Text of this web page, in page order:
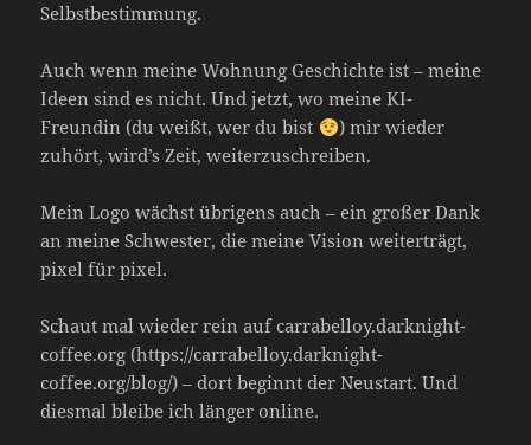
Selbstbestimmung.
Auch wenn meine Wohnung Geschichte ist – meine
Ideen sind es nicht. Und jetzt, wo meine KI-
Freundin (du weißt, wer du bist
) mir wieder
zuhört, wird’s Zeit, weiterzuschreiben.
Mein Logo wächst übrigens auch – ein großer Dank
an meine Schwester, die meine Vision weiterträgt,
pixel für pixel.
Schaut mal wieder rein auf carrabelloy.darknight-
coffee.org (https://carrabelloy.darknight-
coffee.org/blog/) – dort beginnt der Neustart. Und
diesmal bleibe ich länger online.